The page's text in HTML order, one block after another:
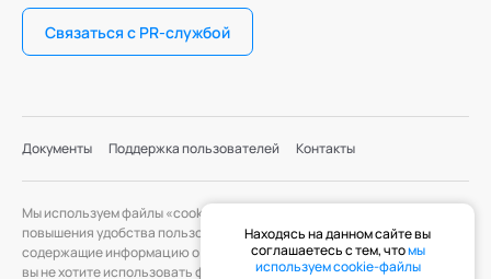
Связаться с PR-службой
Документы Поддержка пользователей Контакты
Мы используем файлы «cookie» с целью персонализации сервисов и
повышения удобства пользования веб-сайтом. «Cookie» — файлы,
содержащие информацию о предыдущих посещениях веб-сайта. Если
вы не хотите использовать файлы «cookie», измените настройки
Находясь на данном сайте вы
соглашаетесь с тем, чтомы
используем cookie-файлы